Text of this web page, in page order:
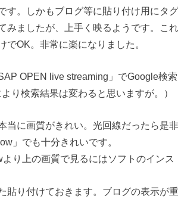
す。しかもブログ等に貼り付け用にタ
みましたが、上手く映るようです。こ
でOK。非常に楽になりました。
OPEN live streaming」でGoogle検
り検索結果は変わると思いますが。）
当に画質がきれい。光回線だったら是
」でも十分きれいです。
より上の画質で見るにはソフトのインス
貼り付けておきます。ブログの表示が